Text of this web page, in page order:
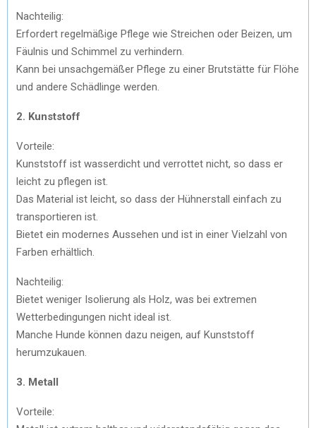
Nachteilig:
Erfordert regelmäßige Pflege wie Streichen oder Beizen, um
Fäulnis und Schimmel zu verhindern.
Kann bei unsachgemäßer Pflege zu einer Brutstätte für Flöhe
und andere Schädlinge werden.
2. Kunststoff
Vorteile:
Kunststoff ist wasserdicht und verrottet nicht, so dass er
leicht zu pflegen ist.
Das Material ist leicht, so dass der Hühnerstall einfach zu
transportieren ist.
Bietet ein modernes Aussehen und ist in einer Vielzahl von
Farben erhältlich.
Nachteilig:
Bietet weniger Isolierung als Holz, was bei extremen
Wetterbedingungen nicht ideal ist.
Manche Hunde können dazu neigen, auf Kunststoff
herumzukauen.
3. Metall
Vorteile: